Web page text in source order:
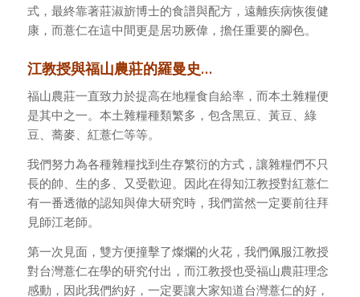
式，最終靠著莊淑旂博士的食譜與配方，遠離疾病恢復健
康，而薏仁在這中間更是居功厥偉，擔任重要的腳色。
江教授與福山農莊的羅曼史…
福山農莊一直致力於提高在地糧食自給率，而本土雜糧便
是其中之一。本土雜糧種類繁多，包含黑豆、黃豆、綠
豆、蕎麥、紅薏仁等等。
我們努力為各種雜糧找到生存繁衍的方式，讓雜糧們不只
長的帥、生的多、又受歡迎。因此在得知江教授對紅薏仁
有一番透徹的認知與偉大研究時，我們當然一定要前往拜
見師江老師。
第一次見面，雙方便撞擊了燦爛的火花，我們佩服江教授
對台灣薏仁在學的研究付出，而江教授也受福山農莊理念
感動，因此我們約好，一定要讓大家知道台灣薏仁的好，